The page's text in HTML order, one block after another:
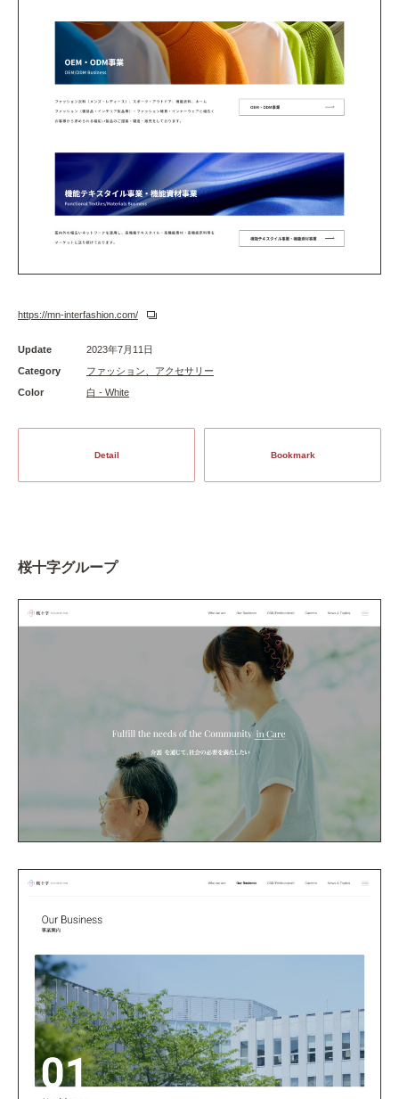
https://mn-interfashion.com/
Update
2023年7月11日
Category
ファッション、アクセサリー
Color
白 - White
Detail Bookmark
桜十字グループ